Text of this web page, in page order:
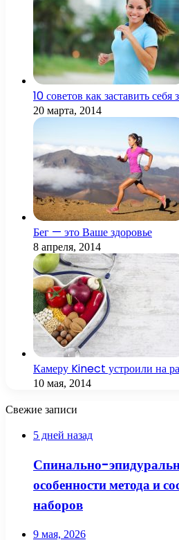
10 советов как заставить
20 марта, 2014
Бег — это Ваше здоровье
8 апреля, 2014
Камеру Kinect устроили на
10 мая, 2014
Свежие записи
5 дней назад
Спинально-
особенности метода и
наборов
9 мая, 2026